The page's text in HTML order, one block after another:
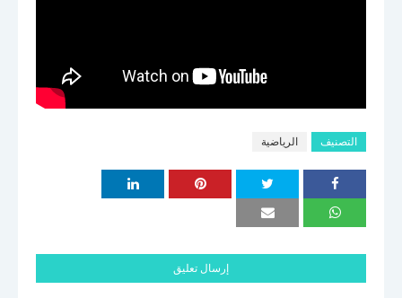
التصنيف الرياضية
إرسال تعليق